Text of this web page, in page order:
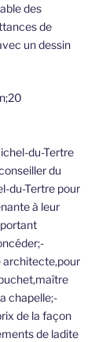
des
de
un dessin
du-Tertre
du
du-Tertre pour
à leur
architecte,pour
chapelle;-
de la façon
de ladite